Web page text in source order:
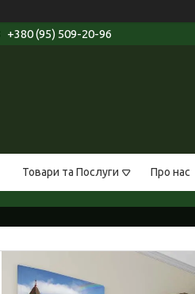
+380 (95) 509-20-96
Товари та Послуги Про нас